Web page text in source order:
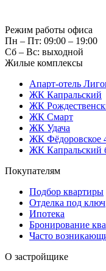
Режим работы офиса
Пн – Пт: 09:00 – 19:00
Сб – Вс: выходной
Жилые комплексы
Апарт-отель
ЖК Капральский
ЖК
ЖК Смарт
ЖК Удача
ЖК Фёдоровское
ЖК Капральский
Покупателям
Подбор квартиры
Отделка под ключ
Ипотека
Бронирование
Часто
О застройщике